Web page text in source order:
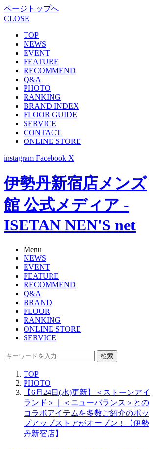
ページトップへ
CLOSE
TOP
NEWS
EVENT
FEATURE
RECOMMEND
Q&A
PHOTO
RANKING
BRAND INDEX
FLOOR GUIDE
SERVICE
CONTACT
ONLINE STORE
instagram Facebook X
伊勢丹新宿店メンズ
館 公式メディア -
ISETAN NEN'S net
Menu
NEWS
EVENT
FEATURE
RECOMMEND
Q&A
BRAND
FLOOR
RANKING
ONLINE STORE
SERVICE
検索
TOP
PHOTO
【6月24日(水)更新】＜ストーンアイ
ランド＞｜＜ニューバランス＞との
コラボアイテムを多数ご紹介のポッ
プアップストアがオープン！【伊勢
丹新宿店】